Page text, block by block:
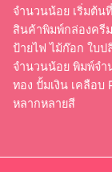
จำนวนน้อย เริ่มต้น
สินค้าพิมพ์กล่องครี
ป้ายไฟ ไม้ก๊อก ใบป
จำนวนน้อย พิมพ์จ
ทอง ปั้มเงิน เคลือบ
หลากหลายสี